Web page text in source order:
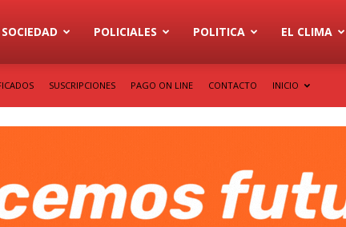
SOCIEDAD POLICIALES POLITICA EL CLIMA
SUSCRIPCIONES PAGO ON LINE CONTACTO INICIO